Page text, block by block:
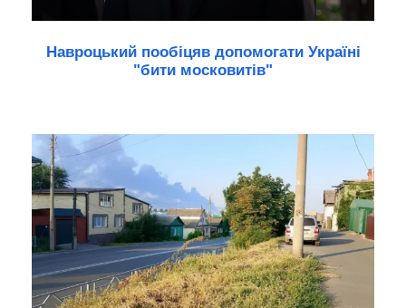
Навроцький пообіцяв допомогати Україні
"бити московитів"